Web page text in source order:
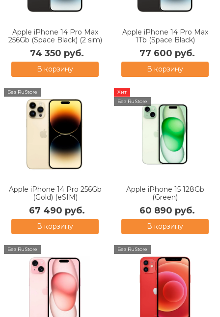
Apple iPhone 14 Pro Max
256Gb (Space Black) (2 sim)
74 350 руб.
В корзину
Apple iPhone 14 Pro Max
1Tb (Space Black)
77 600 руб.
В корзину
Без RuStore
Apple iPhone 14 Pro 256Gb
(Gold) (eSIM)
67 490 руб.
В корзину
Хит
Без RuStore
Apple iPhone 15 128Gb
(Green)
60 890 руб.
В корзину
Без RuStore Без RuStore